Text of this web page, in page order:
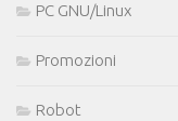
PC GNU/Linux
Promozioni
Robot